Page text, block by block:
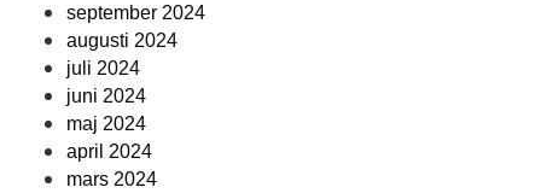
september 2024
augusti 2024
juli 2024
juni 2024
maj 2024
april 2024
mars 2024